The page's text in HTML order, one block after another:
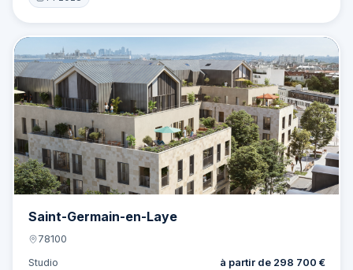
Offre 17 lots
Saint-Germain-en-Laye
78100
Studio
à partir de 298 700 €